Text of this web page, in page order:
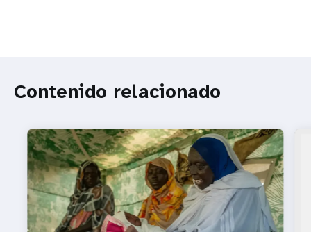
Contenido relacionado